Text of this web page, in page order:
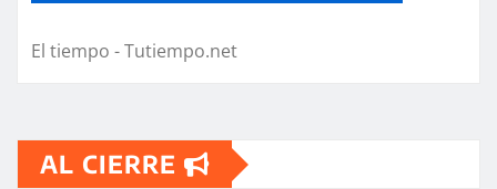
El tiempo - Tutiempo.net
AL CIERRE